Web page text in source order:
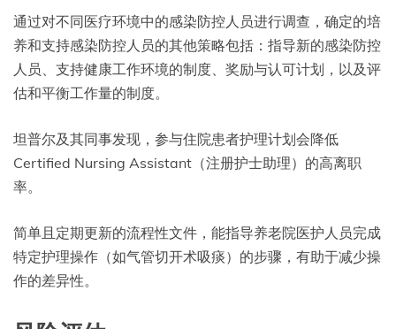
通过对不同医疗环境中的感染防控人员进行调查，确定的培
养和支持感染防控人员的其他策略包括：指导新的感染防控
人员、支持健康工作环境的制度、奖励与认可计划，以及评
估和平衡工作量的制度。
坦普尔及其同事发现，参与住院患者护理计划会降低
Certified Nursing Assistant（注册护士助理）的高离职
率。
简单且定期更新的流程性文件，能指导养老院医护人员完成
特定护理操作（如气管切开术吸痰）的步骤，有助于减少操
作的差异性。